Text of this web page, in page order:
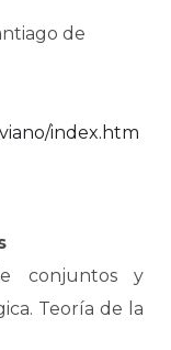
de
index.htm
conjuntos y
Teoría de la